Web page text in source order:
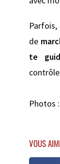
de
te
Photos
VOUS